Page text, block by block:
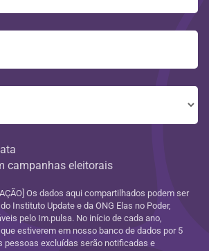
campanhas eleitorais
Os dados aqui compartilhados podem ser
Instituto Update e da ONG Elas no Poder,
pelo Im.pulsa. No início de cada ano,
estiverem em nosso banco de dados por 5
pessoas excluídas serão notificadas e